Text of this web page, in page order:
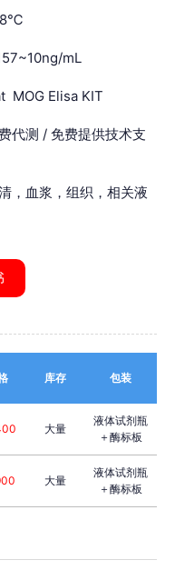
8℃
mL
MOG Elisa KIT
代测 / 免费提供技术支
，血浆，组织，相关液
库存 包装
大量
液体试剂瓶
＋酶标板
大量
液体试剂瓶
＋酶标板